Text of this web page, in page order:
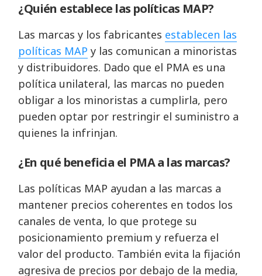
¿Quién establece las políticas MAP?
Las marcas y los fabricantes establecen las
políticas MAP y las comunican a minoristas
y distribuidores. Dado que el PMA es una
política unilateral, las marcas no pueden
obligar a los minoristas a cumplirla, pero
pueden optar por restringir el suministro a
quienes la infrinjan.
¿En qué beneficia el PMA a las marcas?
Las políticas MAP ayudan a las marcas a
mantener precios coherentes en todos los
canales de venta, lo que protege su
posicionamiento premium y refuerza el
valor del producto. También evita la fijación
agresiva de precios por debajo de la media,